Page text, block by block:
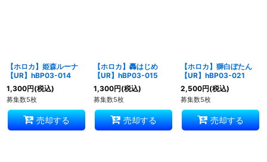
【ホロカ】姫森ルーナ
【UR】hBP03-014
1,300円(税込)
募集数5枚
売却する
【ホロカ】轟はじめ
【UR】hBP03-015
1,300円(税込)
募集数5枚
売却する
【ホロカ】獅白ぼたん
【UR】hBP03-021
2,500円(税込)
募集数5枚
売却する